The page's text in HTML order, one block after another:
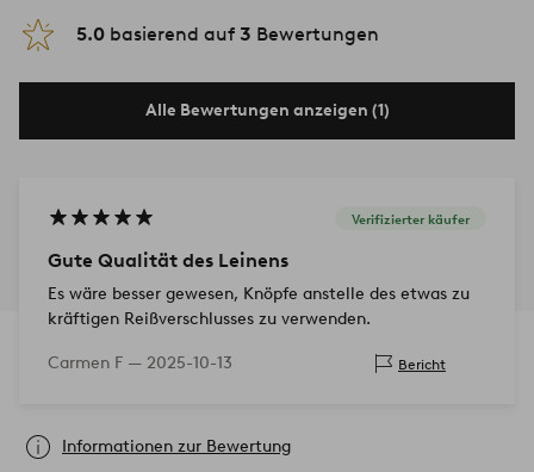
5.0 basierend auf 3 Bewertungen
Alle Bewertungen anzeigen (1)
Verifizierter käufer
Gute Qualität des Leinens
Es wäre besser gewesen, Knöpfe anstelle des etwas zu
kräftigen Reißverschlusses zu verwenden.
Carmen F — 2025-10-13 Bericht
Informationen zur Bewertung